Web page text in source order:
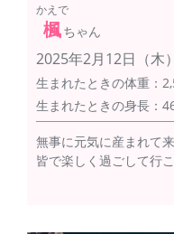
楓
かえで
ちゃん
2025年2月12日（木
生まれたときの体重：
生まれたときの身長：
無事に元気に産まれて
皆で楽しく過ごして行